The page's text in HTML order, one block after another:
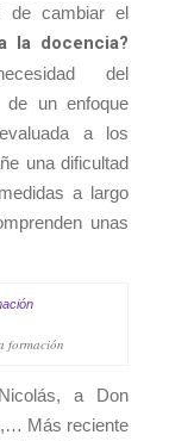
de cambiar el
la docencia?
del
de un enfoque
a los
una dificultad
a largo
unas
formación
a Don
Más reciente